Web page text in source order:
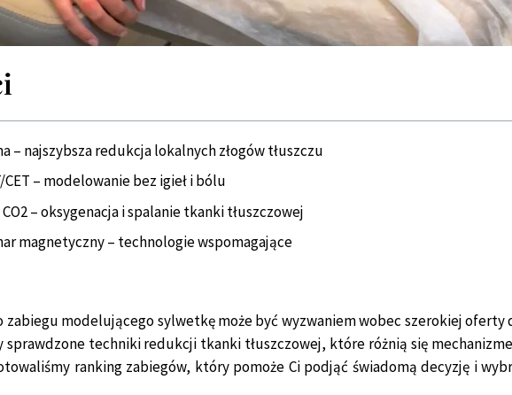
– najszybsza redukcja lokalnych złogów tłuszczu
CET – modelowanie bez igieł i bólu
– oksygenacja i spalanie tkanki tłuszczowej
magnetyczny – technologie wspomagające
modelującego sylwetkę może być wyzwaniem wobec szerokiej oferty
techniki redukcji tkanki tłuszczowej, które różnią się
ranking zabiegów, który pomoże Ci podjąć świadomą decyzję i